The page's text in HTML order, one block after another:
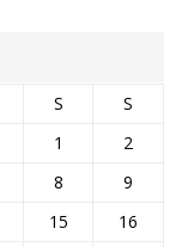
S
S
1
2
8
9
15
16